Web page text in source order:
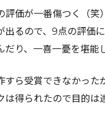
評価が一番傷つく（笑
出るので、9点の評価
だり、一喜一憂を堪能
すら受賞できなかった
は得られたので目的は